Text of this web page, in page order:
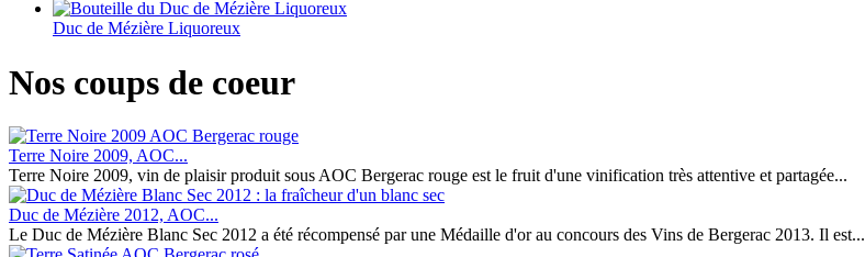
Duc de Mézière Liquoreux
Nos coups de coeur
Terre Noire 2009, AOC...
Terre Noire 2009, vin de plaisir produit sous AOC Bergerac rouge est le fruit d'une vinification très attentive et partagée...
Duc de Mézière 2012, AOC...
Le Duc de Mézière Blanc Sec 2012 a été récompensé par une Médaille d'or au concours des Vins de Bergerac 2013. Il est...